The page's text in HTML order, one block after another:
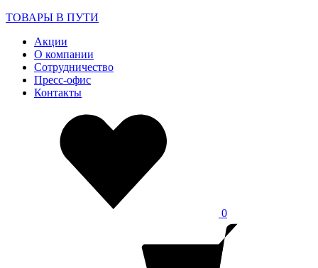
ТОВАРЫ В ПУТИ
Акции
О компании
Сотрудничество
Пресс-офис
Контакты
0